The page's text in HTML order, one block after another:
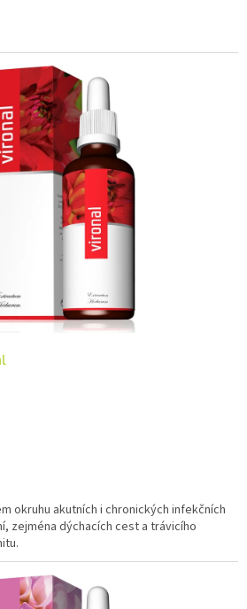
okruhu akutních i chronických infekčních
zejména dýchacích cest a trávicího